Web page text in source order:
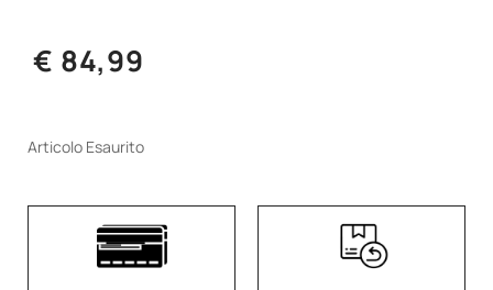
€ 84,99
Articolo Esaurito